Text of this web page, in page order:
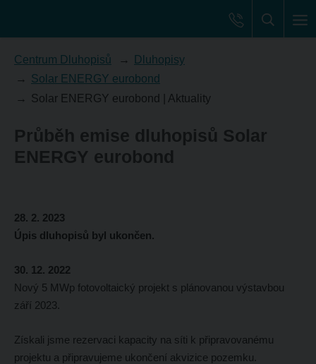
Centrum Dluhopisů
Dluhopisy
Solar ENERGY eurobond
Solar ENERGY eurobond | Aktuality
Průběh emise dluhopisů Solar
ENERGY eurobond
28. 2. 2023
Úpis dluhopisů byl ukončen.
30. 12. 2022
Nový 5 MWp fotovoltaický projekt s plánovanou výstavbou
září 2023.
Získali jsme rezervaci kapacity na síti k připravovanému
projektu a připravujeme ukončení akvizice pozemku.